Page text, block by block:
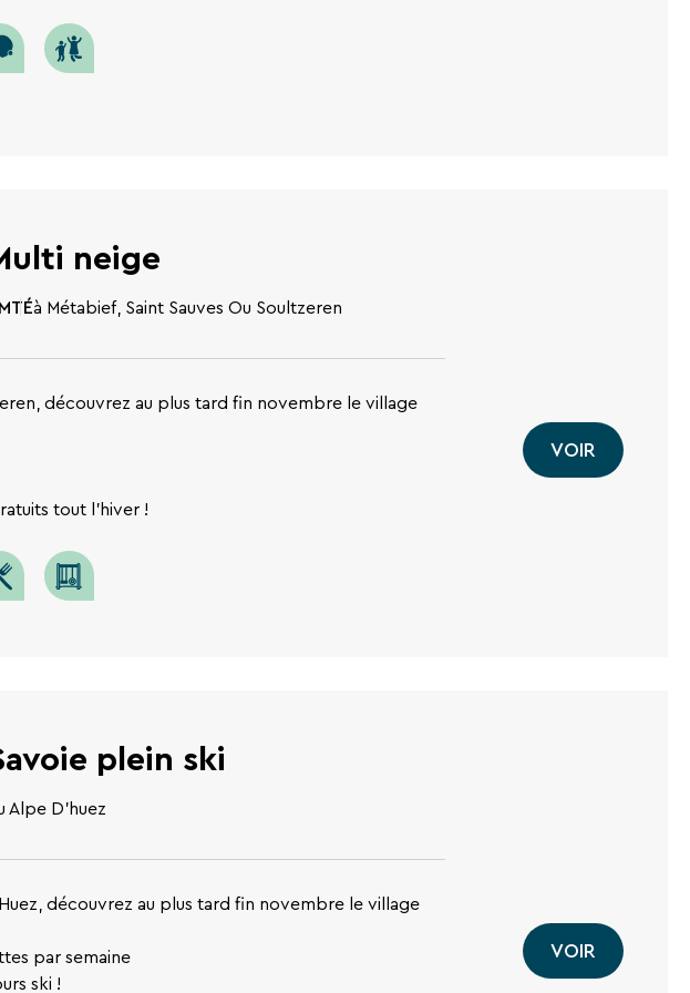
neige
à Métabief, Saint Sauves Ou Soultzeren
découvrez au plus tard fin novembre le village
tout l'hiver !
VOIR
plein ski
Alpe D'huez
découvrez au plus tard fin novembre le village
par semaine
ski !
VOIR